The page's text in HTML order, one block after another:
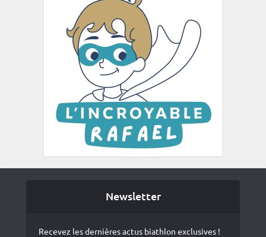
Newsletter
Recevez les dernières actus biathlon exclusives !